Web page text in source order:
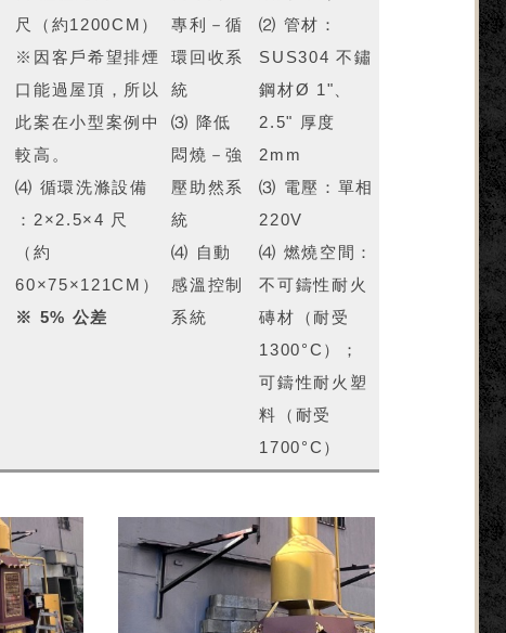
尺（約1200CM）
※因客戶希望排煙
口能過屋頂，所以
此案在小型案例中
較高。
⑷ 循環洗滌設備
：2×2.5×4 尺
（約
60×75×121CM）
※ 5% 公差
專利－循
環回收系
統
⑶ 降低
悶燒－強
壓助然系
統
⑷ 自動
感溫控制
系統
⑵ 管材：
SUS304 不鏽
鋼材Ø 1"、
2.5" 厚度
2mm
⑶ 電壓：單相
220V
⑷ 燃燒空間：
不可鑄性耐火
磚材（耐受
1300°C）；
可鑄性耐火塑
料（耐受
1700°C）